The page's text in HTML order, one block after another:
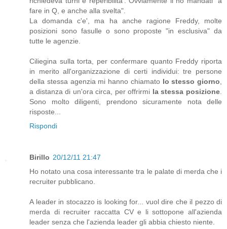
fare in Q, e anche alla svelta".
La domanda c'e', ma ha anche ragione Freddy, molte
posizioni sono fasulle o sono proposte "in esclusiva" da
tutte le agenzie.
Ciliegina sulla torta, per confermare quanto Freddy riporta
in merito all'organizzazione di certi individui: tre persone
della stessa agenzia mi hanno chiamato lo stesso giorno
a distanza di un'ora circa, per offrirmi la stessa posizione
Sono molto diligenti, prendono sicuramente nota delle
risposte...
Rispondi
Birillo 20/12/11 21:47
Ho notato una cosa interessante tra le palate di merda che i
recruiter pubblicano.
A leader in stocazzo is looking for... vuol dire che il pezzo di
merda di recruiter raccatta CV e li sottopone all'azienda
leader senza che l'azienda leader gli abbia chiesto niente.